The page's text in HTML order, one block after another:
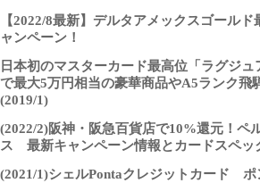
【2022/8最新】デルタアメックスゴール
ャンペーン！
日本初のマスターカード最高位「ラグジ
で最大5万円相当の豪華商品やA5ランク飛
(2019/1)
(2022/2)阪神・阪急百貨店で10%還元！ペ
ス 最新キャンペーン情報とカードスペッ
(2021/1)シェルPontaクレジットカード ポ